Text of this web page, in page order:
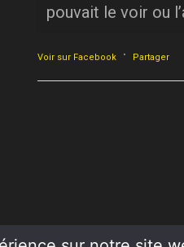
pouvait le voir ou
Voir sur Facebook · Partager